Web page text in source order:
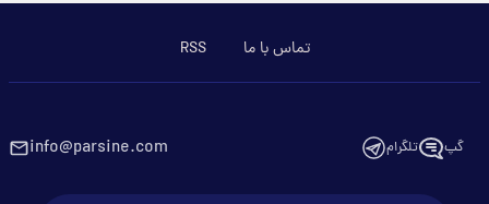
تماس با ما RSS
گپ تلگرام info@parsine.com